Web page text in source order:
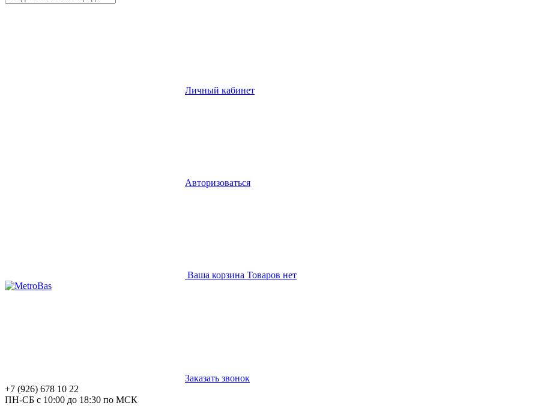
Личный кабинет
Авторизоваться
Ваша корзина Товаров нет
Заказать звонок
+7 (926) 678 10 22
ПН-СБ с 10:00 до 18:30 по МСК